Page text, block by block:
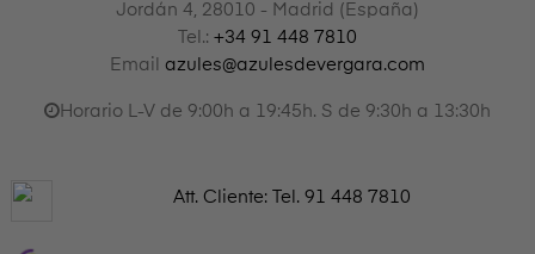
Jordán 4, 28010 - Madrid (España)
Tel.: +34 91 448 7810
Email azules@azulesdevergara.com
Horario L-V de 9:00h a 19:45h. S de 9:30h a 13:30h
Att. Cliente: Tel. 91 448 7810